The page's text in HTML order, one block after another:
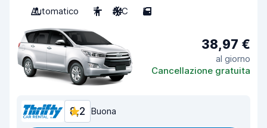
Automatico
7 A/C 5
38,97 €
al giorno
Cancellazione gratuita
8,2 Buona